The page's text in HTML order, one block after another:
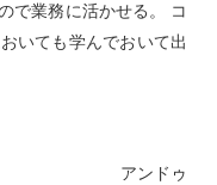
で業務に活かせる。 コ
いても学んでおいて出
アンドゥ